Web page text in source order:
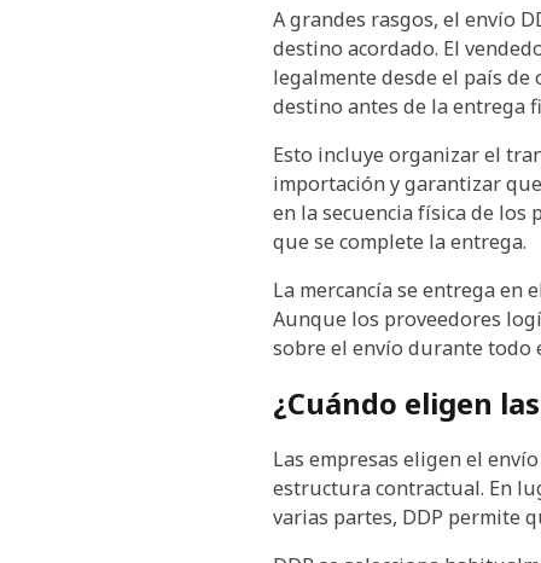
A grandes rasgos, el envío
destino acordado. El
legalmente desde el país
destino antes de la entrega
Esto incluye organizar el
importación y garantizar
en la secuencia física de los
que se complete la entrega.
La mercancía se entrega en
Aunque los proveedores
sobre el envío durante todo
¿Cuándo eligen
Las empresas eligen el
estructura contractual. En
varias partes, DDP permite